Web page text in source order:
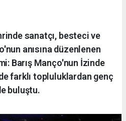
sanatçı, besteci ve
anısına düzenlenen
Barış Manço'nun İzinde
farklı topluluklardan genç
buluştu.